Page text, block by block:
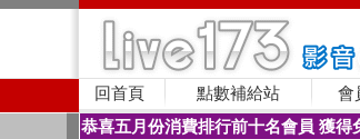
回首頁 點數補給站 會
恭喜五月份消費排行前十名會員 獲得